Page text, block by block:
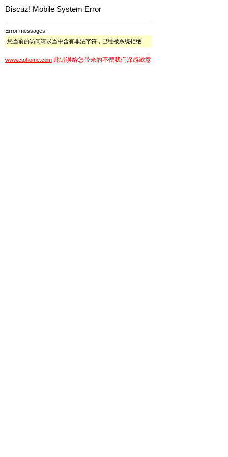
Discuz! Mobile System Error
Error messages:
您当前的访问请求当中含有非法字符，已经被系统拒绝
www.ctphome.com 此错误给您带来的不便我们深感歉意